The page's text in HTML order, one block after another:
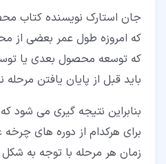
جان استارک نویسنده کتاب
که امروزه طول عمر بعضی از
که توسعه محصول بعدی یا
باید قبل از پایان یافتن مرحله
بنابراین نتیجه گیری می شود
برای هرکدام از دوره­ های
زمان هر مرحله با توجه به